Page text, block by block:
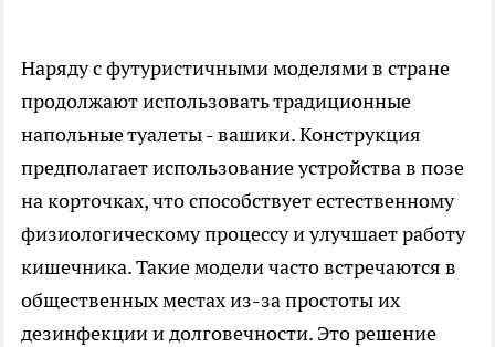
Наряду с футуристичными моделями в стране
продолжают использовать традиционные
напольные туалеты - вашики. Конструкция
предполагает использование устройства в позе
на корточках, что способствует естественному
физиологическому процессу и улучшает работу
кишечника. Такие модели часто встречаются в
общественных местах из-за простоты их
дезинфекции и долговечности. Это решение